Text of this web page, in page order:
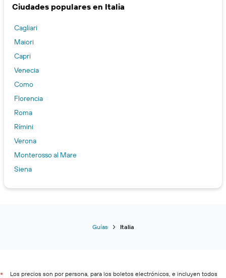
Ciudades populares en Italia
Cagliari
Maiori
Capri
Venecia
Como
Florencia
Roma
Rímini
Verona
Monterosso al Mare
Siena
Guías Italia
* Los precios son por persona, para los boletos electrónicos, e incluyen todos